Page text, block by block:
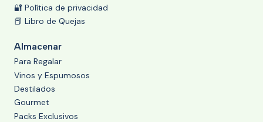
🔐 Política de privacidad
📕 Libro de Quejas
Almacenar
Para Regalar
Vinos y Espumosos
Destilados
Gourmet
Packs Exclusivos